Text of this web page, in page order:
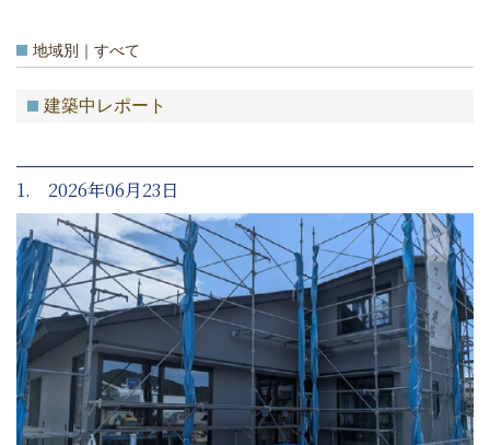
地域別｜すべて
建築中レポート
1. 2026年06月23日